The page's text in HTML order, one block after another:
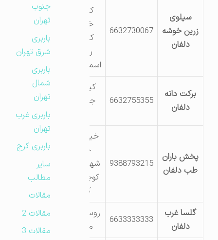
سیلوی
زرین خوشه
دلفان
6632730067
کمربندی
خرم آباد
کرمانشاه
روستای
اسماعیل آباد
برکت دانه
دلفان
6632755355
جاده خرم
پخش باران
طب دلفان
9388793215
خیابان امام
خیابان
شهید رجایی
کوچه شهید
کاظمی
گلسا غرب
دلفان
6633333333
روستای کوله
مرز علیا
جنوب
تهران
باربری
شرق تهران
باربری
شمال
تهران
باربری غرب
تهران
باربری کرج
مطالب
مقالات
مقالات 2
مقالات 3